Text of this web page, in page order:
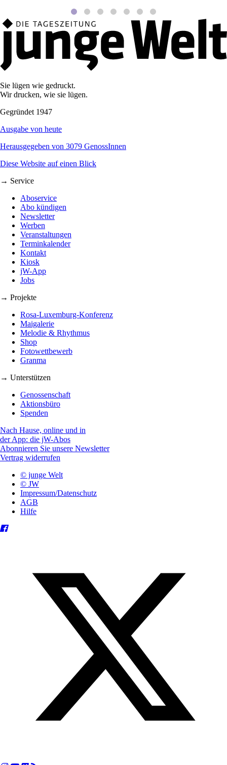
Sie lügen wie gedruckt.
Wir drucken, wie sie lügen.
Gegründet 1947
Ausgabe von heute
Herausgegeben von 3079 GenossInnen
Diese Website auf einen Blick
→ Service
Aboservice
Abo kündigen
Newsletter
Werben
Veranstaltungen
Terminkalender
Kontakt
Kiosk
jW-App
Jobs
→ Projekte
Rosa-Luxemburg-Konferenz
Maigalerie
Melodie & Rhythmus
Shop
Fotowettbewerb
Granma
→ Unterstützen
Genossenschaft
Aktionsbüro
Spenden
Nach Hause, online und in
der App: die jW-Abos
Abonnieren Sie unsere Newsletter
Vertrag widerrufen
© junge Welt
© JW
Impressum/Datenschutz
AGB
Hilfe